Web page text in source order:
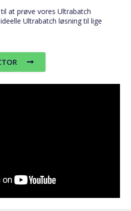
at prøve vores Ultrabatch
Ultrabatch løsning til lige